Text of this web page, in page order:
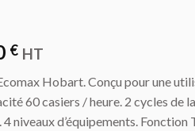
€ HT
Hobart. Conçu pour une
60 casiers / heure. 2 cycles de
niveaux d’équipements. Fonction